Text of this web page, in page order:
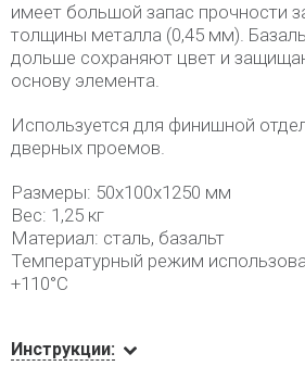
имеет большой запас прочности
толщины металла (0,45 мм).
дольше сохраняют цвет и
основу элемента.
Используется для финишной
дверных проемов.
Размеры: 50х100х1250 мм
Вес: 1,25 кг
Материал: сталь, базальт
Температурный режим
+110°С
Инструкции: